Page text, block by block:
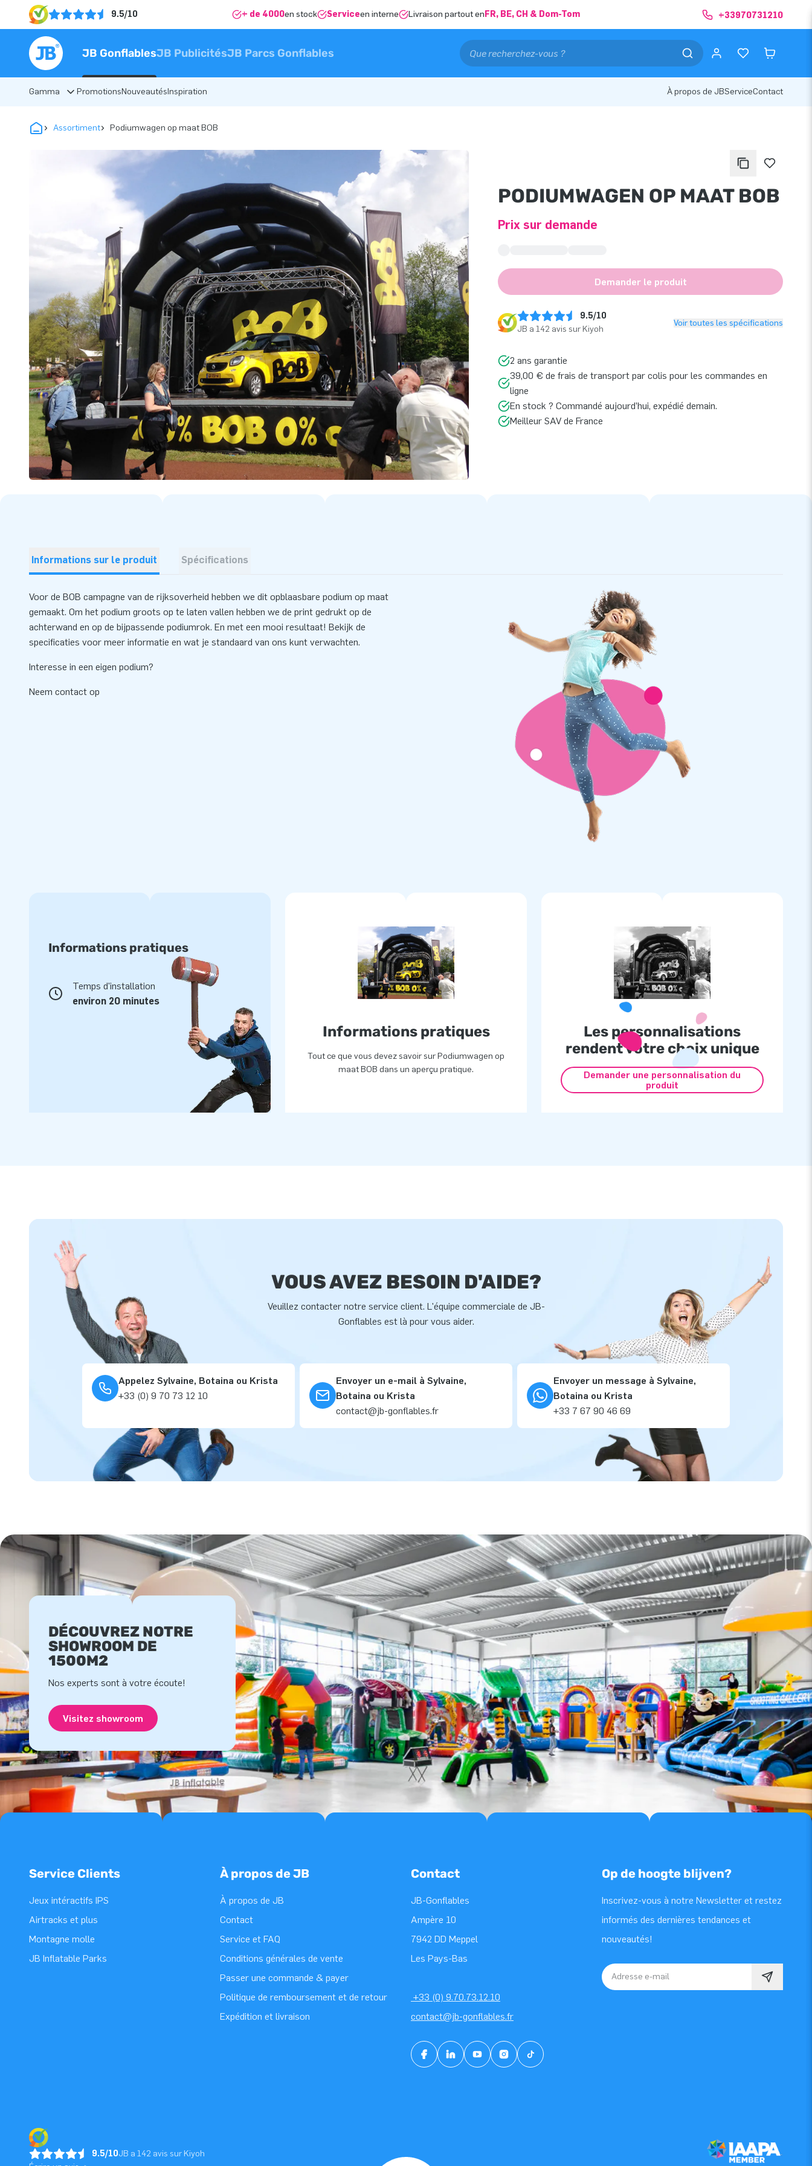
9.5/10 + de 4000en stock Serviceen interne Livraison partout en FR, BE, CH & Dom-Tom +33970731210
JB GonflablesJB PublicitésJB Parcs Gonflables
Gamma PromotionsNouveautésInspiration À propos de JBServiceContact
Assortiment Podiumwagen op maat BOB
PODIUMWAGEN OP MAAT BOB
Prix sur demande
Demander le produit
9.5/10
JB a 142 avis sur Kiyoh
Voir toutes les spécifications
2 ans garantie
39,00 € de frais de transport par colis pour les commandes en
ligne
En stock ? Commandé aujourd’hui, expédié demain.
Meilleur SAV de France
Informations sur le produit Spécifications
Voor de BOB campagne van de rijksoverheid hebben we dit opblaasbare podium op maat
gemaakt. Om het podium groots op te laten vallen hebben we de print gedrukt op de
achterwand en op de bijpassende podiumrok. En met een mooi resultaat! Bekijk de
specificaties voor meer informatie en wat je standaard van ons kunt verwachten.
Interesse in een eigen podium?
Neem contact op
Informations pratiques
Temps d'installation
environ 20 minutes
Informations pratiques
Tout ce que vous devez savoir sur Podiumwagen op
maat BOB dans un aperçu pratique.
Les personnalisations
rendent votre choix unique
Demander une personnalisation du
produit
VOUS AVEZ BESOIN D'AIDE?
Veuillez contacter notre service client. L'équipe commerciale de JB-
Gonflables est là pour vous aider.
Appelez Sylvaine, Botaina ou Krista
+33 (0) 9 70 73 12 10
Envoyer un e-mail à Sylvaine,
Botaina ou Krista
contact@jb-gonflables.fr
Envoyer un message à Sylvaine,
Botaina ou Krista
+33 7 67 90 46 69
DÉCOUVREZ NOTRE
SHOWROOM DE
1500M2
Nos experts sont à votre écoute!
Visitez showroom
Service Clients
Jeux intéractifs IPS
Airtracks et plus
Montagne molle
JB Inflatable Parks
À propos de JB
À propos de JB
Contact
Service et FAQ
Conditions générales de vente
Passer une commande & payer
Politique de remboursement et de retour
Expédition et livraison
Contact
JB-Gonflables
Ampère 10
7942 DD Meppel
Les Pays-Bas
+33 (0) 9.70.73.12.10
contact@jb-gonflables.fr
Op de hoogte blijven?
Inscrivez-vous à notre Newsletter et restez
informés des dernières tendances et
nouveautés!
Adresse e-mail
9.5/10JB a 142 avis sur Kiyoh